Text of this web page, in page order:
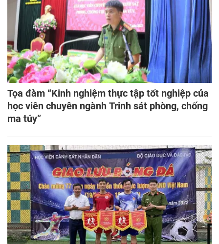
Tọa đàm “Kinh nghiệm thực tập tốt nghiệp của
học viên chuyên ngành Trinh sát phòng, chống
ma túy”